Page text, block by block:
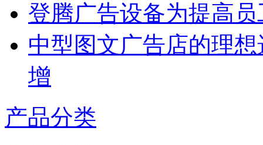
登腾广告设备为提高
中型图文广告店的理
增
产品分类